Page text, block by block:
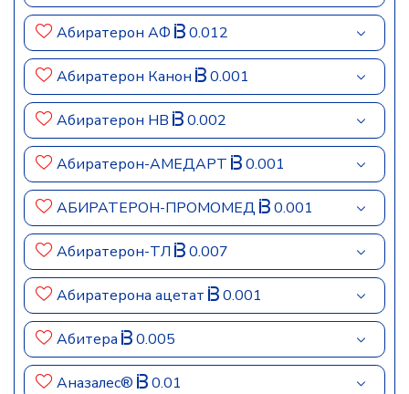
Абиратерон АФ 0.012
Абиратерон Канон 0.001
Абиратерон НВ 0.002
Абиратерон-АМЕДАРТ 0.001
АБИРАТЕРОН-ПРОМОМЕД 0.001
Абиратерон-ТЛ 0.007
Абиратерона ацетат 0.001
Абитера 0.005
Аназалес® 0.01